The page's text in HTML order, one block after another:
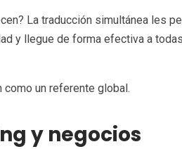
La traducción simultánea les
y llegue de forma efectiva a
un referente global.
y negocios